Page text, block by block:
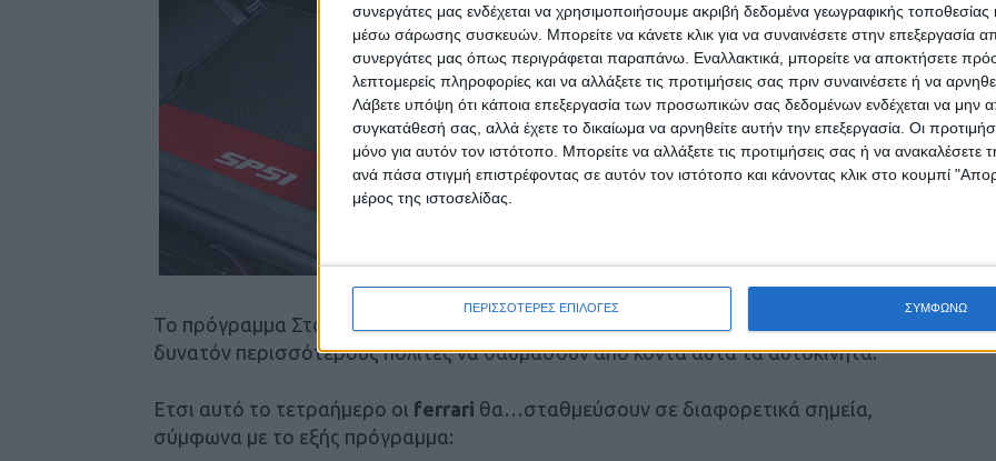
συνεργάτες μας ενδέχεται να χρησιμοποιήσουμε ακριβή δεδομένα γεωγραφικής τοποθεσίας
μέσω σάρωσης συσκευών. Μπορείτε να κάνετε κλικ για να συναινέσετε στην επεξεργασία
συνεργάτες μας όπως περιγράφεται παραπάνω. Εναλλακτικά, μπορείτε να αποκτήσετε
λεπτομερείς πληροφορίες και να αλλάξετε τις προτιμήσεις σας πριν συναινέσετε ή να
Λάβετε υπόψη ότι κάποια επεξεργασία των προσωπικών σας δεδομένων ενδέχεται να μην
συγκατάθεσή σας, αλλά έχετε το δικαίωμα να αρνηθείτε αυτήν την επεξεργασία. Οι
μόνο για αυτόν τον ιστότοπο. Μπορείτε να αλλάξετε τις προτιμήσεις σας ή να ανακαλέσετε
ανά πάσα στιγμή επιστρέφοντας σε αυτόν τον ιστότοπο και κάνοντας κλικ στο κουμπί
μέρος της ιστοσελίδας.
ΠΕΡΙΣΣΟΤΕΡΕΣ ΕΠΙΛΟΓΕΣ ΣΥΜΦΩΝΩ
Το πρόγραμμα Στόχος των διοργανωτών είναι αν δώσουν τη δυνατότητα σε σε το
δυνατόν περισσότερους πολίτες να θαυμάσουν από κοντά αυτά τα αυτοκίνητα.
Ετσι αυτό το τετραήμερο οι ferrari θα…σταθμεύσουν σε διαφορετικά σημεία,
σύμφωνα με το εξής πρόγραμμα: